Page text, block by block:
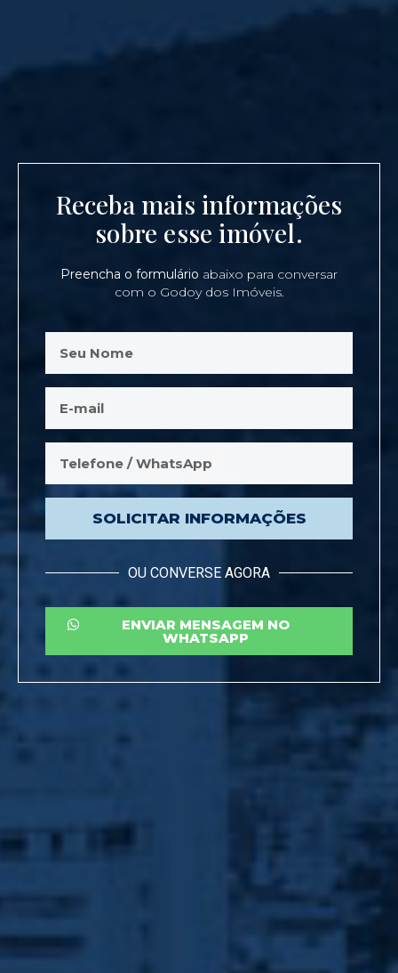
Receba mais informações
sobre esse imóvel.
Preencha o formulário abaixo para conversar
com o Godoy dos Imóveis.
SOLICITAR INFORMAÇÕES
OU CONVERSE AGORA
ENVIAR MENSAGEM NO
WHATSAPP